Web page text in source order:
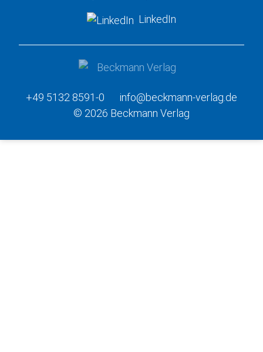
LinkedIn
+49 5132 8591-0
info@beckmann-verlag.de
© 2026 Beckmann Verlag